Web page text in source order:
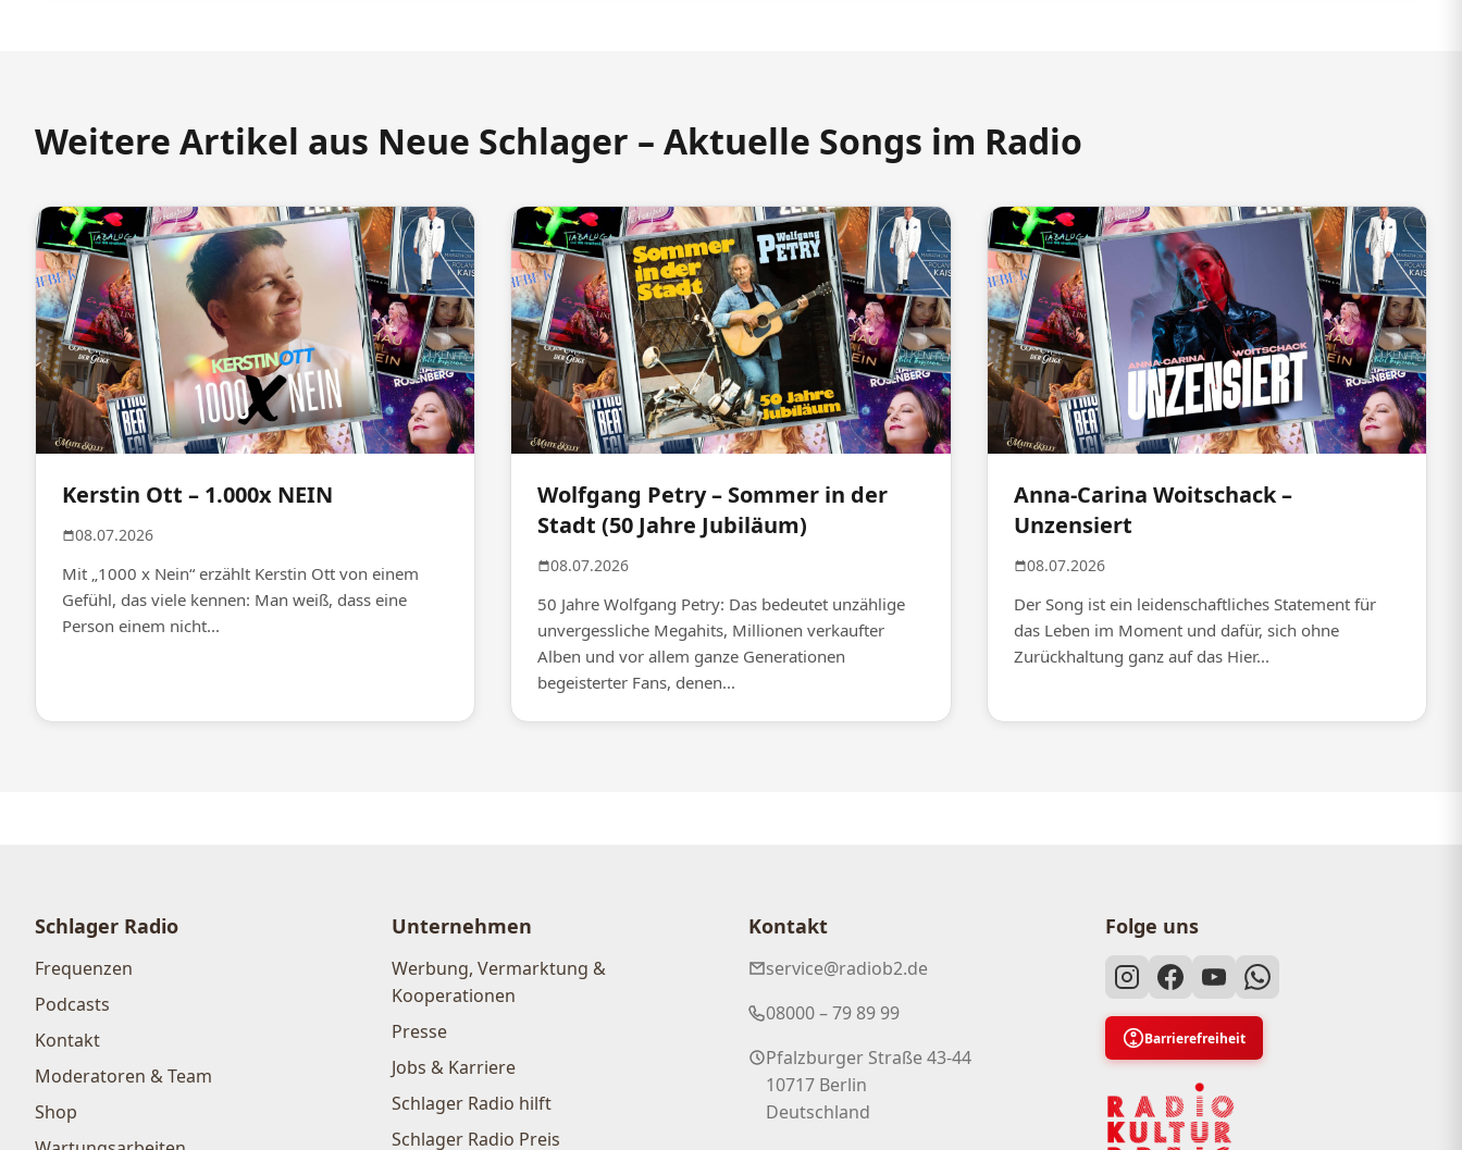
Weitere Artikel aus Neue Schlager – Aktuelle Songs im Radio
Kerstin Ott – 1.000x NEIN
08.07.2026
Mit „1000 x Nein“ erzählt Kerstin Ott von einem
Gefühl, das viele kennen: Man weiß, dass eine
Person einem nicht...
Wolfgang Petry – Sommer in der
Stadt (50 Jahre Jubiläum)
08.07.2026
50 Jahre Wolfgang Petry: Das bedeutet unzählige
unvergessliche Megahits, Millionen verkaufter
Alben und vor allem ganze Generationen
begeisterter Fans, denen...
Anna-Carina Woitschack –
Unzensiert
08.07.2026
Der Song ist ein leidenschaftliches Statement für
das Leben im Moment und dafür, sich ohne
Zurückhaltung ganz auf das Hier...
Schlager Radio
Frequenzen
Podcasts
Kontakt
Moderatoren & Team
Shop
Unternehmen
Werbung, Vermarktung &
Kooperationen
Presse
Jobs & Karriere
Schlager Radio hilft
Schlager Radio Preis
Kontakt
service@radiob2.de
08000 – 79 89 99
Pfalzburger Straße 43-44
10717 Berlin
Deutschland
Folge uns
Barrierefreiheit